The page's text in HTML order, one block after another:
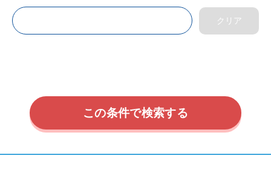
内視鏡外科
小児耳鼻咽喉科